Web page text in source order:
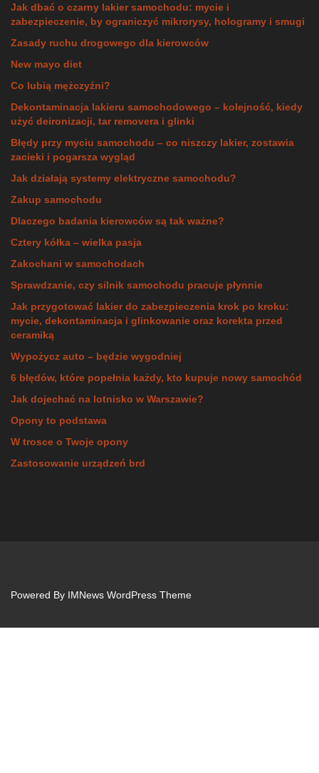
Jak dbać o czarny lakier samochodu: mycie i
zabezpieczenie, by ograniczyć mikrorysy, hologramy i smugi
Zasady ruchu drogowego dla kierowców
New mayo diet
Co lubią mężczyźni?
Dekontaminacja lakieru samochodowego – kolejność, kiedy
użyć deironizacji, tar removera i glinki
Błędy przy myciu samochodu – co niszczy lakier, zostawia
zacieki i pogarsza wygląd
Jak działają systemy elektryczne samochodu?
Zakup samochodu
Dlaczego badania kierowców są tak ważne?
Cztery kółka – wielka pasja
Zakochani w samochodach
Sprawdzanie, czy silnik samochodu pracuje płynnie
Jak przygotować lakier do zabezpieczenia krok po kroku:
mycie, dekontaminacja i glinkowanie oraz korekta przed
ceramiką
Wypożycz auto – będzie wygodniej
6 błędów, które popełnia każdy, kto kupuje nowy samochód
Jak dojechać na lotnisko w Warszawie?
Opony to podstawa
W trosce o Twoje opony
Zastosowanie urządzeń brd
Powered By IMNews WordPress Theme